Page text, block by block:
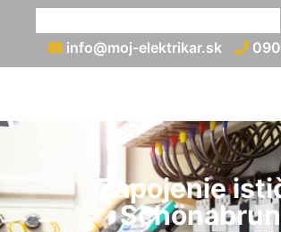
info@moj-elektrikar.sk
Zapojenie
Schönabrun